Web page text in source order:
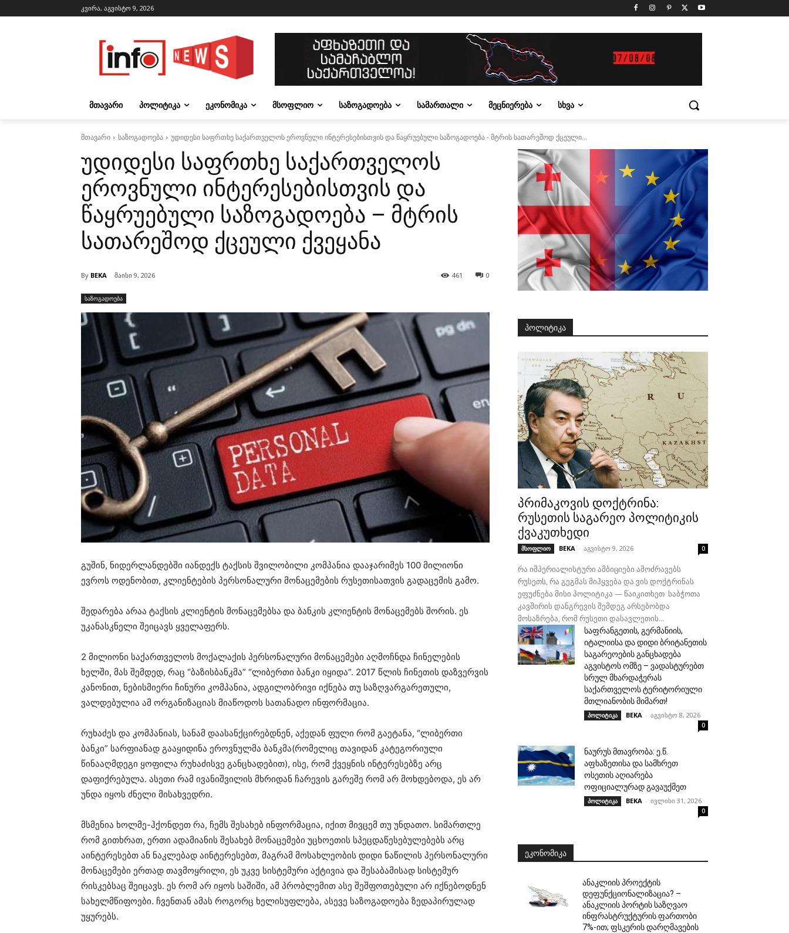
კვირა, აგვისტო 9, 2026
ᲛᲗᲐᲕᲐᲠᲘ ᲞᲝᲚᲘᲢᲘᲙᲐ ᲔᲙᲝᲜᲝᲛᲘᲙᲐ ᲛᲡᲝᲤᲚᲘᲝ ᲡᲐᲖᲝᲒᲐᲓᲝᲔᲑᲐ ᲡᲐᲛᲐᲠᲗᲐᲚᲘ ᲛᲔᲪᲜᲘᲔᲠᲔᲑᲐ ᲡᲮᲕᲐ
მთავარი საზოგადოება უდიდესი საფრთხე საქართველოს ეროვნული ინტერესებისთვის და წაყრუებული საზოგადოება - მტრის სათარეშოდ ქცეული...
უდიდესი საფრთხე საქართველოს
ეროვნული ინტერესებისთვის და
წაყრუებული საზოგადოება – მტრის
სათარეშოდ ქცეული ქვეყანა
By BEKA მაისი 9, 2026 0
461
საზოგადოება
გუშინ, ნიდერლანდებში იანდექს ტაქსის შვილობილი კომპანია დააჯარიმეს 100 მილიონი
ევროს ოდენობით, კლიენტების პერსონალური მონაცემების რუსეთისათვის გადაცემის გამო.
შედარება არაა ტაქსის კლიენტის მონაცემებსა და ბანკის კლიენტის მონაცემებს შორის. ეს
უკანასკნელი შეიცავს ყველაფერს.
2 მილიონი საქართველოს მოქალაქის პერსონალური მონაცემები აღმოჩნდა ჩინელების
ხელში, მას შემდედ, რაც “ბაზისბანკმა” “ლიბერთი ბანკი იყიდა”. 2017 წლის ჩინეთის დაზვერვის
კანონით, ნებისმიერი ჩინური კომპანია, ადგილობრივი იქნება თუ საზღვარგარეთული,
ვალდებულია ამ ორგანიზაციას მიაწოდოს სათანადო ინფორმაცია.
რუხაძეს და კომპანიას, სანამ დაასანქცირებდნენ, აქედან ფული რომ გაეტანა, “ლიბერთი
ბანკი” სარფიანად გააყიდინა ეროვნულმა ბანკმა(რომელიც თავიდან კატეგორიული
წინააღმდეგი ყოფილა რუხაძისვე განცხადებით), ისე, რომ ქვეყნის ინტერესებზე არც
დაფიქრებულა. ასეთი რამ ივანიშვილის მხრიდან ჩარევის გარეშე რომ არ მოხდებოდა, ეს არ
უნდა იყოს ძნელი მისახვედრი.
მსმენია ხოლმე-ჰქონდეთ რა, ჩემს შესახებ ინფორმაცია, იქით მივცემ თუ უნდათო. სიმართლე
რომ გითხრათ, ერთი ადამიანის შესახებ მონაცემები უცხოეთის სპეცდაწესებულებებს არც
აინტერესებთ ან ნაკლებად აინტერესებთ, მაგრამ მოსახლეობის დიდი ნაწილის პერსონალური
მონაცემები ერთად თავმოყრილი, ეს უკვე სისტემური აქტივია და შესაბამისად სისტემურ
რისკებსაც შეიცავს. ეს რომ არ იყოს საშიში, ამ პრობლემით ასე შეშფოთებული არ იქნებოდნენ
სახელმწიფოები. ჩვენთან ამას როგორც ხელისუფლება, ასევე საზოგადოება ზედაპირულად
უყურებს.
პოლიტიკა
პრიმაკოვის დოქტრინა:
რუსეთის საგარეო პოლიტიკის
ქვაკუთხედი
მსოფლიო BEKA - აგვისტო 9, 2026 0
რა იმპერიალისტური ამბიციები ამოძრავებს
რუსეთს, რა გეგმას მიჰყვება და ვის დოქტრინას
ეფუძნება მისი პოლიტიკა — წაიკითხეთ საბჭოთა
კავშირის დანგრევის შემდეგ არსებობდა
მოსაზრება, რომ რუსეთი დასავლეთის...
საფრანგეთის, გერმანიის,
იტალიისა და დიდი ბრიტანეთის
საგარეოების განცხადება
აგვისტოს ომზე – ვადასტურებთ
სრულ მხარდაჭერას
საქართველოს ტერიტორიული
მთლიანობის მიმართ!
პოლიტიკა BEKA - აგვისტო 8, 2026
0
ნაურუს მთავრობა: ე.წ.
აფხაზეთისა და სამხრეთ
ოსეთის აღიარება
ოფიციალურად გავაუქმეთ
პოლიტიკა BEKA - ივლისი 31, 2026
0
ᲔᲙᲝᲜᲝᲛᲘᲙᲐ
ანაკლიის პროექტის
დეფუნქციონალიზაცია? –
ანაკლიის პორტის საზღვაო
ინფრასტრუქტურის ფართობი
7%-ით; ფსკერის დარღმავების